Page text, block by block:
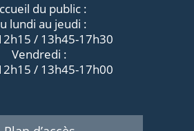
du public :
lundi au jeudi :
/ 13h45-17h30
Vendredi :
/ 13h45-17h00